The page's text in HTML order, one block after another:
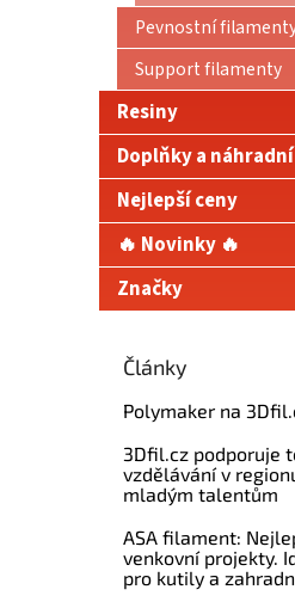
Pevnostní
Support filamenty
Resiny
Doplňky a
Nejlepší ceny
🔥 Novinky 🔥
Značky
Články
Polymaker na
3Dfil.cz podporuje
vzdělávání v
mladým talentům
ASA filament:
venkovní projekty.
pro kutily a